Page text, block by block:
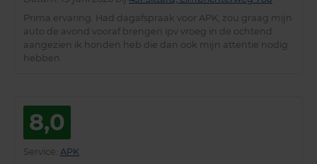
Prima ervaring. Had dagafspraak voor APK, zou graag mijn
auto de avond vooraf brengen ipv vroeg in de ochtend
aangezien ik honden heb die dan ook mijn attentie nodig
hebben.
8,0
Service APK